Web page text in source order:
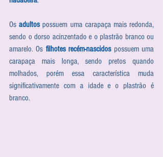
Os adultos possuem uma carapaça mais redonda,
sendo o dorso acinzentado e o plastrão branco ou
amarelo. Os filhotes recém-nascidos possuem uma
carapaça mais longa, sendo pretos quando
molhados, porém essa característica muda
significativamente com a idade e o plastrão é
branco.